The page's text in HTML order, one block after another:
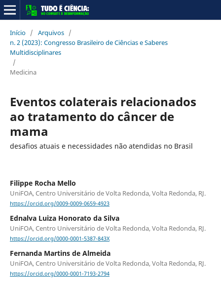
Início / Arquivos /
n. 2 (2023): Congresso Brasileiro de Ciências e Saberes
Multidisciplinares
/
Medicina
Eventos colaterais relacionados
ao tratamento do câncer de
mama
desafios atuais e necessidades não atendidas no Brasil
Filippe Rocha Mello
UniFOA, Centro Universitário de Volta Redonda, Volta Redonda, RJ.
https://orcid.org/0009-0009-0659-4923
Ednalva Luiza Honorato da Silva
UniFOA, Centro Universitário de Volta Redonda, Volta Redonda, RJ.
https://orcid.org/0000-0001-5387-843X
Fernanda Martins de Almeida
UniFOA, Centro Universitário de Volta Redonda, Volta Redonda, RJ.
https://orcid.org/0000-0001-7193-2794